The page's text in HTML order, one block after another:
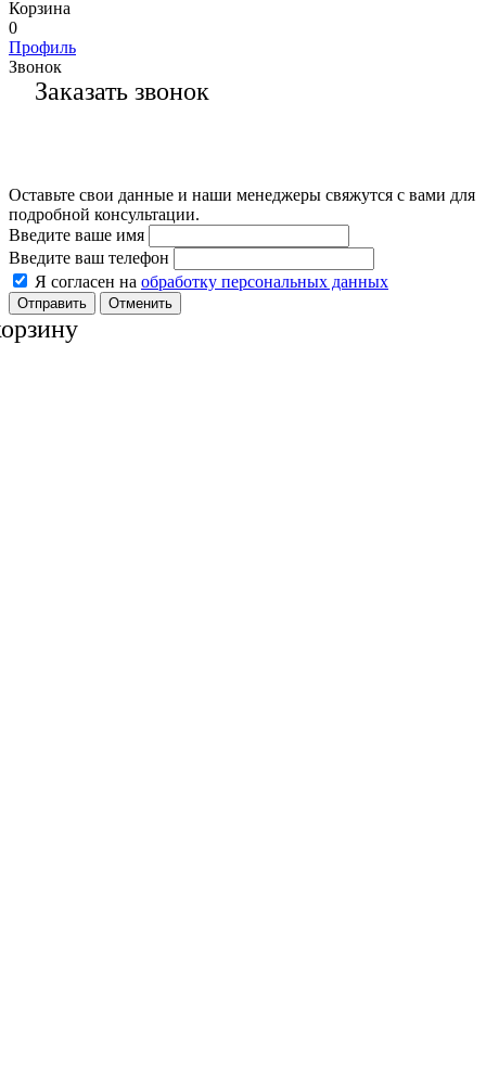
Корзина
0
Профиль
Звонок
Заказать звонок
Оставьте свои данные и наши менеджеры свяжутся с вами для
подробной консультации.
Введите ваше имя
Введите ваш телефон
Я согласен на обработку персональных данных
Отменить